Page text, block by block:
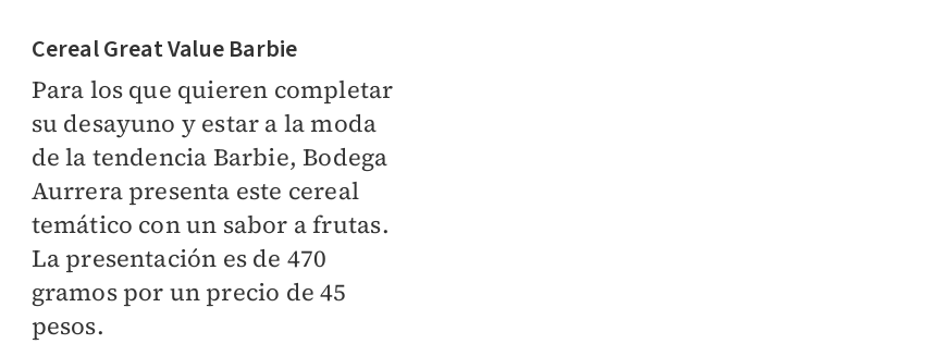
Cereal Great Value Barbie
Para los que quieren completar
su desayuno y estar a la moda
de la tendencia Barbie, Bodega
Aurrera presenta este cereal
temático con un sabor a frutas.
La presentación es de 470
gramos por un precio de 45
pesos.